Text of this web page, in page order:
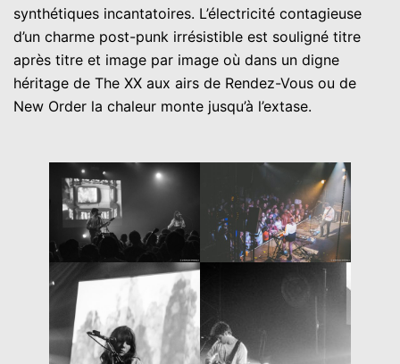
synthétiques incantatoires. L’électricité contagieuse
d’un charme post-punk irrésistible est souligné titre
après titre et image par image où dans un digne
héritage de The XX aux airs de Rendez-Vous ou de
New Order la chaleur monte jusqu’à l’extase.